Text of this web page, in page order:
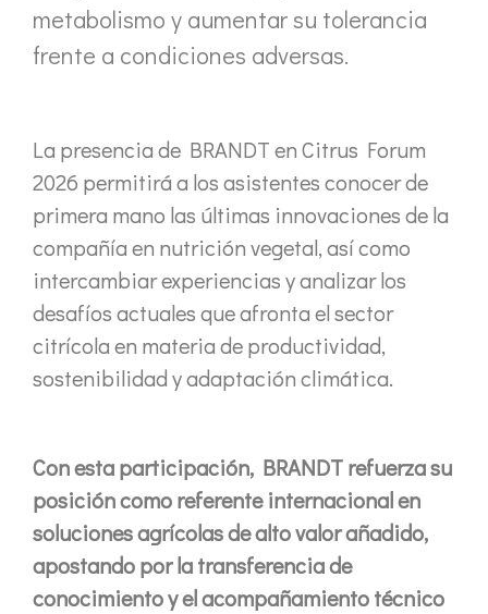
metabolismo y aumentar su tolerancia
frente a condiciones adversas.
La presencia de BRANDT en Citrus Forum
2026 permitirá a los asistentes conocer de
primera mano las últimas innovaciones de la
compañía en nutrición vegetal, así como
intercambiar experiencias y analizar los
desafíos actuales que afronta el sector
citrícola en materia de productividad,
sostenibilidad y adaptación climática.
Con esta participación, BRANDT refuerza su
posición como referente internacional en
soluciones agrícolas de alto valor añadido,
apostando por la transferencia de
conocimiento y el acompañamiento técnico